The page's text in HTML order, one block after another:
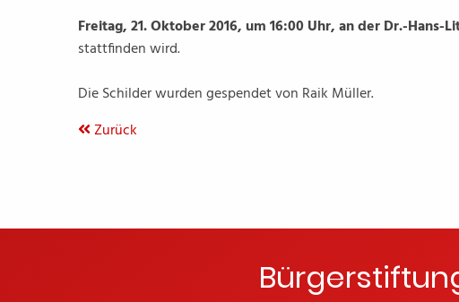
Freitag, 21. Oktober 2016, um 16:00 Uhr, an der Dr.-
stattfinden wird.
Die Schilder wurden gespendet von Raik Müller.
Zurück